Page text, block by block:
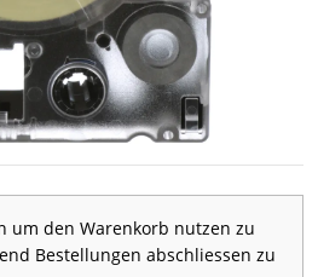
um den Warenkorb nutzen zu
Bestellungen abschliessen zu